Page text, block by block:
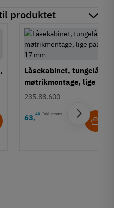
produktet
Låsekabinet, tungelås,
møtrikmontage, lige
pal - 17 mm
235.88.600
63,40 Inkl. moms